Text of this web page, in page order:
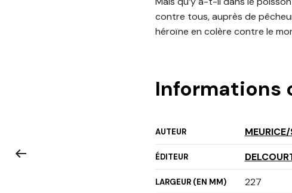
contre tous, auprès de
héroïne en colère contre le
Informations
AUTEUR
ÉDITEUR
LARGEUR (EN MM) 227